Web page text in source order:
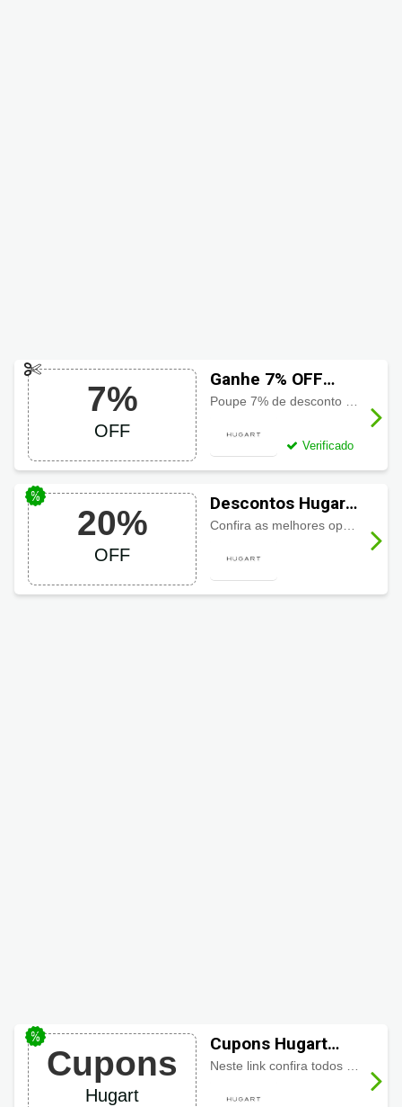
7%
OFF
Ganhe 7% OFF
usando cupom
Verificado
20%
OFF
Descontos Hugart
até 20% OFF
Cupons
Hugart
Cupons Hugart
2024